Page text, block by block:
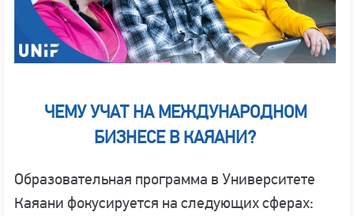
ЧЕМУ УЧАТ НА МЕЖДУНАРОДНОМ
БИЗНЕСЕ В КАЯАНИ?
Образовательная программа в Университете
Каяани фокусируется на следующих сферах: